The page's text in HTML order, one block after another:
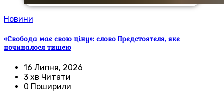
Новини
«Свобода має свою ціну»: слово Предстоятеля, яке
починалося тишею
16 Липня, 2026
3 хв Читати
0 Поширили